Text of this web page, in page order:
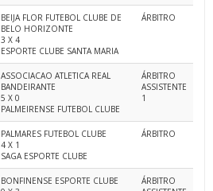
BEIJA FLOR FUTEBOL CLUBE DE
BELO HORIZONTE
3 X 4
ESPORTE CLUBE SANTA MARIA
ÁRBITRO
ASSOCIACAO ATLETICA REAL
BANDEIRANTE
5 X 0
PALMEIRENSE FUTEBOL CLUBE
ÁRBITRO
ASSISTENTE
1
PALMARES FUTEBOL CLUBE
4 X 1
SAGA ESPORTE CLUBE
ÁRBITRO
BONFINENSE ESPORTE CLUBE
ÁRBITRO